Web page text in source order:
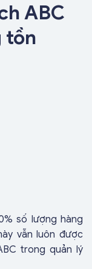
ABC
tồn
số lượng hàng
vẫn luôn được
trong quản lý